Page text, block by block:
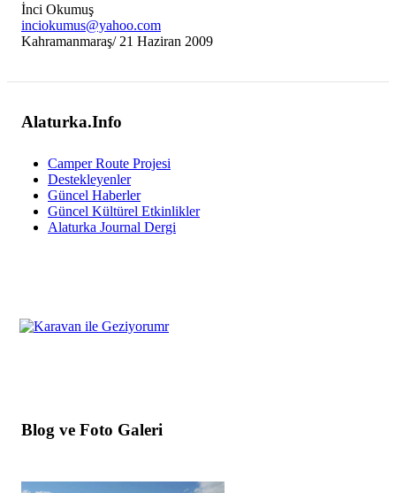
İnci Okumuş
inciokumus@yahoo.com
Kahramanmaraş/ 21 Haziran 2009
Alaturka.Info
Camper Route Projesi
Destekleyenler
Güncel Haberler
Güncel Kültürel Etkinlikler
Alaturka Journal Dergi
Blog ve Foto Galeri